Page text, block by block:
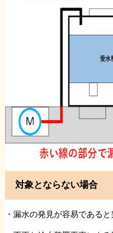
対象とならない場合
・漏水の発見が容易である